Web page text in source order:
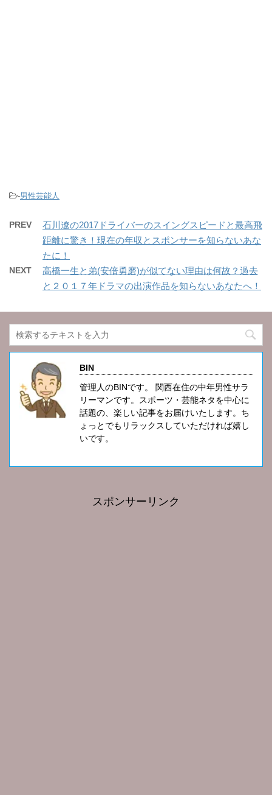
-男性芸能人
PREV
石川遼の2017ドライバーのスイングスピードと最高飛
距離に驚き！現在の年収とスポンサーを知らないあな
たに！
NEXT
高橋一生と弟(安倍勇磨)が似てない理由は何故？過去
と２０１７年ドラマの出演作品を知らないあなたへ！
BIN
管理人のBINです。 関西在住の中年男性サラ
リーマンです。スポーツ・芸能ネタを中心に
話題の、楽しい記事をお届けいたします。ち
ょっとでもリラックスしていただければ嬉し
いです。
スポンサーリンク